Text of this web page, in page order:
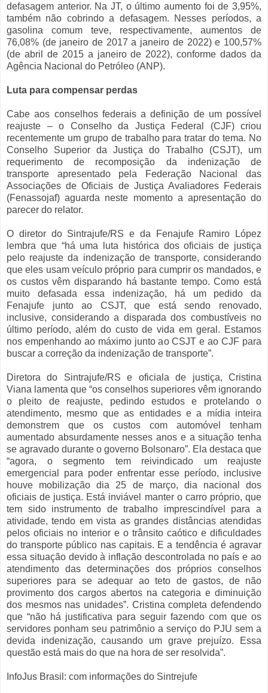
defasagem anterior. Na JT, o último aumento foi de 3,95%,
também não cobrindo a defasagem. Nesses períodos, a
gasolina comum teve, respectivamente, aumentos de
76,08% (de janeiro de 2017 a janeiro de 2022) e 100,57%
(de abril de 2015 a janeiro de 2022), conforme dados da
Agência Nacional do Petróleo (ANP).
Luta para compensar perdas
Cabe aos conselhos federais a definição de um possível
reajuste – o Conselho da Justiça Federal (CJF) criou
recentemente um grupo de trabalho para tratar do tema. No
Conselho Superior da Justiça do Trabalho (CSJT), um
requerimento de recomposição da indenização de
transporte apresentado pela Federação Nacional das
Associações de Oficiais de Justiça Avaliadores Federais
(Fenassojaf) aguarda neste momento a apresentação do
parecer do relator.
O diretor do Sintrajufe/RS e da Fenajufe Ramiro López
lembra que “há uma luta histórica dos oficiais de justiça
pelo reajuste da indenização de transporte, considerando
que eles usam veículo próprio para cumprir os mandados, e
os custos vêm disparando há bastante tempo. Como está
muito defasada essa indenização, há um pedido da
Fenajufe junto ao CSJT, que está sendo renovado,
inclusive, considerando a disparada dos combustíveis no
último período, além do custo de vida em geral. Estamos
nos empenhando ao máximo junto ao CSJT e ao CJF para
buscar a correção da indenização de transporte”.
Diretora do Sintrajufe/RS e oficiala de justiça, Cristina
Viana lamenta que “os conselhos superiores vêm ignorando
o pleito de reajuste, pedindo estudos e protelando o
atendimento, mesmo que as entidades e a mídia inteira
demonstrem que os custos com automóvel tenham
aumentado absurdamente nesses anos e a situação tenha
se agravado durante o governo Bolsonaro”. Ela destaca que
“agora, o segmento tem reivindicado um reajuste
emergencial para poder enfrentar esse período, inclusive
houve mobilização dia 25 de março, dia nacional dos
oficiais de justiça. Está inviável manter o carro próprio, que
tem sido instrumento de trabalho imprescindível para a
atividade, tendo em vista as grandes distâncias atendidas
pelos oficiais no interior e o trânsito caótico e dificuldades
do transporte público nas capitais. E a tendência é agravar
essa situação devido à inflação descontrolada no país e ao
atendimento das determinações dos próprios conselhos
superiores para se adequar ao teto de gastos, de não
provimento dos cargos abertos na categoria e diminuição
dos mesmos nas unidades”. Cristina completa defendendo
que “não há justificativa para seguir fazendo com que os
servidores ponham seu patrimônio a serviço do PJU sem a
devida indenização, causando um grave prejuízo. Essa
questão está mais do que na hora de ser resolvida”.
InfoJus Brasil: com informações do Sintrejufe